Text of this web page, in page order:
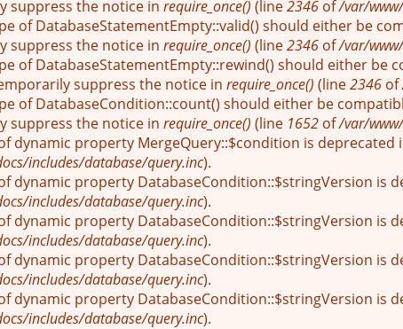
suppress the notice in require_once() (line2346 of/var/
of DatabaseStatementEmpty::valid() should either be
suppress the notice in require_once() (line2346 of/var/
of DatabaseStatementEmpty::rewind() should either
suppress the notice in require_once() (line2346 of
of DatabaseCondition::count() should either be
suppress the notice in require_once() (line 1652 of/var/
dynamic property MergeQuery::$condition is deprecated
includes/database/query.inc).
dynamic property DatabaseCondition::$stringVersion is
includes/database/query.inc).
dynamic property DatabaseCondition::$stringVersion is
includes/database/query.inc).
dynamic property DatabaseCondition::$stringVersion is
includes/database/query.inc).
dynamic property DatabaseCondition::$stringVersion is
includes/database/query.inc).